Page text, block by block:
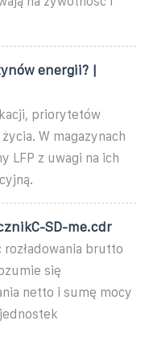
energii? |
priorytetów
W magazynach
LFP z uwagi na ich
SD-me.cdr
rozładowania brutto
się
netto i sumę mocy